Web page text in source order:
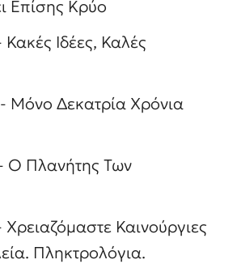
Επίσης Κρύο
Κακές Ιδέες, Καλές
- Μόνο Δεκατρία Χρόνια
Ο Πλανήτης Των
Χρειαζόμαστε Καινούργιες
Πληκτρολόγια.